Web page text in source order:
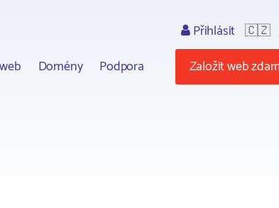
Domény Podpora
Přihlásit 🇨🇿
Založit web